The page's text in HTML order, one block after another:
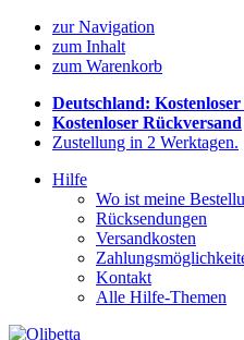
zur Navigation
zum Inhalt
zum Warenkorb
Deutschland:
Kostenloser Rückversand
Zustellung in 2 Werktagen.
Hilfe
Wo ist meine
Rücksendungen
Versandkosten
Kontakt
Alle Hilfe-Themen